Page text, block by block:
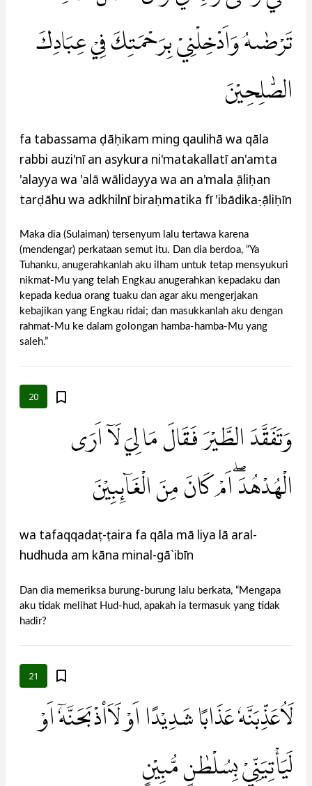
تَرْضٰىهُ وَاَدْخِلْنِيْ بِرَحْمَتِكَ فِيْ عِبَادِكَ
الصّٰلِحِيْنَ
fa tabassama ḍāḥikam ming qaulihā wa qāla
rabbi auzi'nī an asykura ni'matakallatī an'amta
'alayya wa 'alā wālidayya wa an a'mala ṣāliḥan
tarḍāhu wa adkhilnī biraḥmatika fī 'ibādikaṣ-ṣāliḥīn
Maka dia (Sulaiman) tersenyum lalu tertawa karena
(mendengar) perkataan semut itu. Dan dia berdoa, “Ya
Tuhanku, anugerahkanlah aku ilham untuk tetap mensyukuri
nikmat-Mu yang telah Engkau anugerahkan kepadaku dan
kepada kedua orang tuaku dan agar aku mengerjakan
kebajikan yang Engkau ridai; dan masukkanlah aku dengan
rahmat-Mu ke dalam golongan hamba-hamba-Mu yang
saleh.”
20
وَتَفَقَّدَ الطَّيْرَ فَقَالَ مَا لِيَ لَآ اَرَى
الْهُدْهُدَۖ اَمْ كَانَ مِنَ الْغَاۤىِٕبِيْنَ
wa tafaqqadaṭ-ṭaira fa qāla mā liya lā aral-
hudhuda am kāna minal-gā`ibīn
Dan dia memeriksa burung-burung lalu berkata, “Mengapa
aku tidak melihat Hud-hud, apakah ia termasuk yang tidak
hadir?
21
لَاُعَذِّبَنَّهٗ عَذَابًا شَدِيْدًا اَوْ لَاَا۟ذْبَحَنَّهٗٓ اَوْ
لَيَأْتِيَنِّيْ بِسُلْطٰنٍ مُّبِيْنٍ